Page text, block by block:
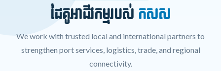
ដៃគូអាជីវកម្មរបស់ កសស
We work with trusted local and international partners to
strengthen port services, logistics, trade, and regional
connectivity.